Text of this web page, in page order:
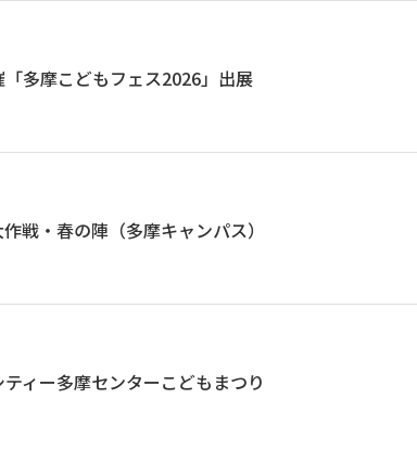
「多摩こどもフェス2026」出展
戦・春の陣（多摩キャンパス）
ィー多摩センターこどもまつり